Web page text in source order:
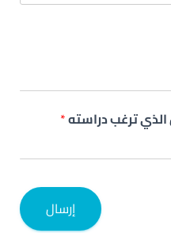
ترغب دراسته*
إرسال